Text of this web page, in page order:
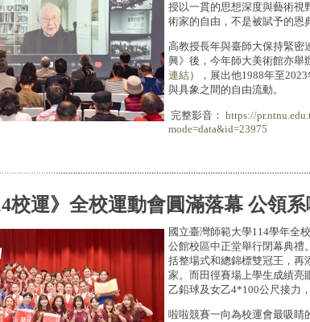
授以一貫的思想深度與藝術視
術家的自由，不是被賦予的恩
高教授長年與臺師大保持緊密
興》後，今年師大美術館亦舉
連結），展出他1988年至
與具象之間的自由流動。
完整影音： https://
mode=data&id=23975
校運》全校運動會圓滿落幕 公領
國立臺灣師範大學114學年全
公館校區中正堂舉行閉幕典禮
括整場式和總錦標雙冠王，再
家。而田徑賽場上學生成績亮
乙鉛球及女乙4*100公尺接力
啦啦競賽一向為校運會最吸睛